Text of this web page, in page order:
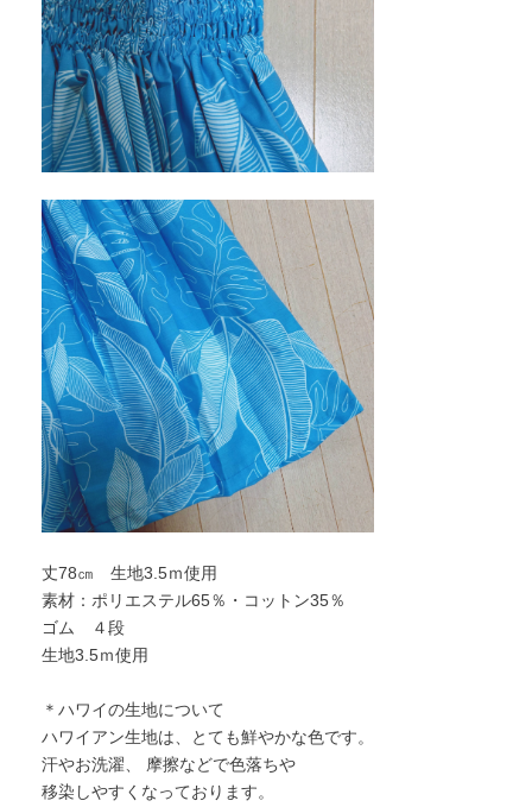
丈78㎝ 生地3.5ｍ使用
素材：ポリエステル65％・コットン35％
ゴム ４段
生地3.5ｍ使用
＊ハワイの生地について
ハワイアン生地は、とても鮮やかな色です。
汗やお洗濯、 摩擦などで色落ちや
移染しやすくなっております。